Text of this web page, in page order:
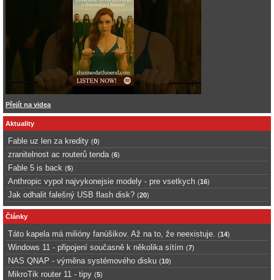
Přejít na videa
Aktuality
Fable uz len za kredity (0)
zranitelnost ac routerů tenda (6)
Fable 5 is back (5)
Anthropic vypol najvykonejsie modely - pre vsetkych (16)
Jak odhalit falešný USB flash disk? (20)
Články
Táto kapela má milióny fanúšikov. Až na to, že neexistuje. (14)
Windows 11 - připojení současně k několika sítím (7)
NAS QNAP - výměna systémového disku (10)
MikroTik router 11 - tipy (5)